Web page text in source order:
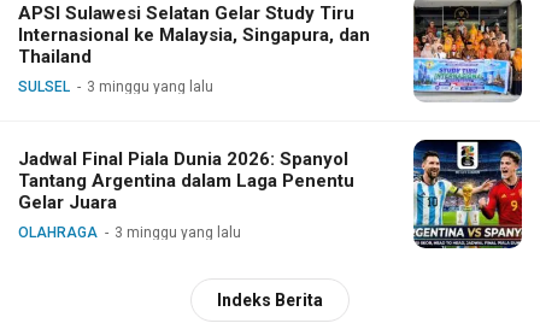
APSI Sulawesi Selatan Gelar Study Tiru
Internasional ke Malaysia, Singapura, dan
Thailand
SULSEL 3 minggu yang lalu
Jadwal Final Piala Dunia 2026: Spanyol
Tantang Argentina dalam Laga Penentu
Gelar Juara
OLAHRAGA 3 minggu yang lalu
Indeks Berita